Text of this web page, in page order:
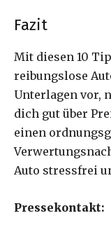
Fazit
Mit diesen 10
reibungslose
Unterlagen vor,
dich gut über
einen
Auto stressfrei
Pressekontakt: